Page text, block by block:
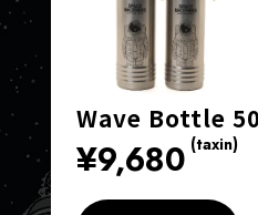
Wave Bottle
¥9,680 (taxin)